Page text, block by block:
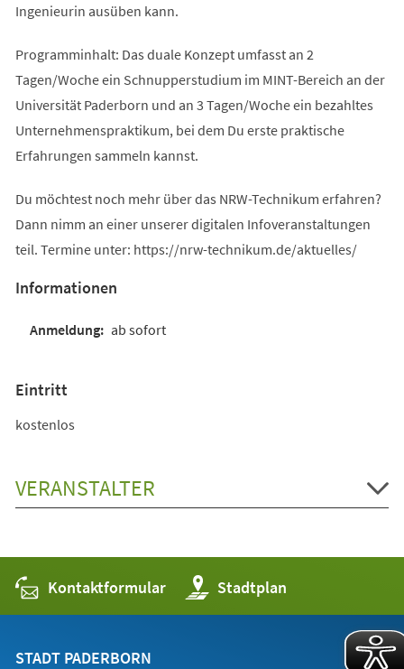
Ingenieurin ausüben kann.
Programminhalt: Das duale Konzept umfasst an 2
Tagen/Woche ein Schnupperstudium im MINT-Bereich an der
Universität Paderborn und an 3 Tagen/Woche ein bezahltes
Unternehmenspraktikum, bei dem Du erste praktische
Erfahrungen sammeln kannst.
Du möchtest noch mehr über das NRW-Technikum erfahren?
Dann nimm an einer unserer digitalen Infoveranstaltungen
teil. Termine unter: https://nrw-technikum.de/aktuelles/
Informationen
ab sofort
Eintritt
kostenlos
VERANSTALTER
Kontaktformular Stadtplan
(Öffnet
in
einem
STADT PADERBORN